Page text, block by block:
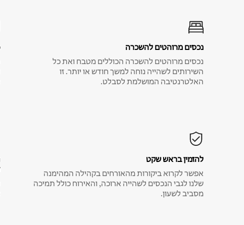
נכסים מרוהטים להשכרה
נכסים מרוהטים להשכרה הכוללים מטבח ואת כל
השירותים לשהייה נוחה למשך חודש או יותר. זו
האלטרנטיבה המושלמת לסבלט.
להזמין בראש שקט
אפשר לקרוא ביקורות מהאורחים בקהילה המהימנה
שלנו לגבי הנכסים לשהייה ארוכה, והאירוח כולל תמיכה
מסביב לשעון.